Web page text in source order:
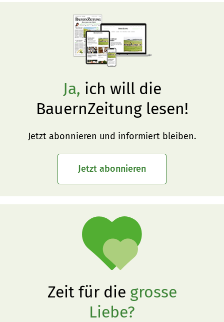
Ja, ich will die
BauernZeitung lesen!
Jetzt abonnieren und informiert bleiben.
Jetzt abonnieren
Zeit für die grosse
Liebe?